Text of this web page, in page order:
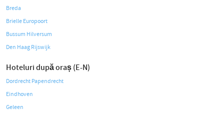
Breda
Brielle Europoort
Bussum Hilversum
Den Haag Rijswijk
Hoteluri după oraș (E-N)
Dordrecht Papendrecht
Eindhoven
Geleen